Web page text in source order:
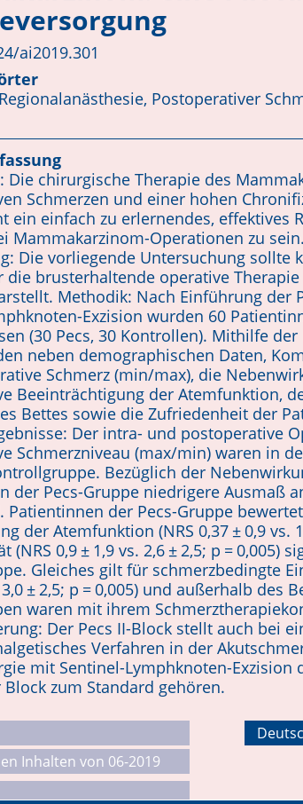
ai2019.301
Postoperativer
Die chirurgische Therapie des
Schmerzen und einer hohen
ein einfach zu erlernendes, effektives
Mammakarzinom-Operationen zu sein.
Die vorliegende Untersuchung sollte
die brusterhaltende operative
Methodik: Nach Einführung der
Exzision wurden 60
(30 Pecs, 30 Kontrollen). Mithilfe der
neben demographischen Daten,
Schmerz (min/max), die
Beeinträchtigung der Atemfunktion,
Bettes sowie die Zufriedenheit der
Der intra- und postoperative
Schmerzniveau (max/min) waren in
Bezüglich der
der Pecs-Gruppe niedrigere Ausmaß
Patientinnen der Pecs-Gruppe
der Atemfunktion (NRS 0,37 ± 0,9 vs.
(NRS 0,9 ± 1,9 vs. 2,6 ± 2,5; p =
Gleiches gilt für schmerzbedingte
± 2,5; p = 0,005) und außerhalb des
waren mit ihrem
Der Pecs II-Block stellt auch bei
Verfahren in der
mit Sentinel-Lymphknoten-Exzision
zum Standard gehören.
Inhalten von 06-2019